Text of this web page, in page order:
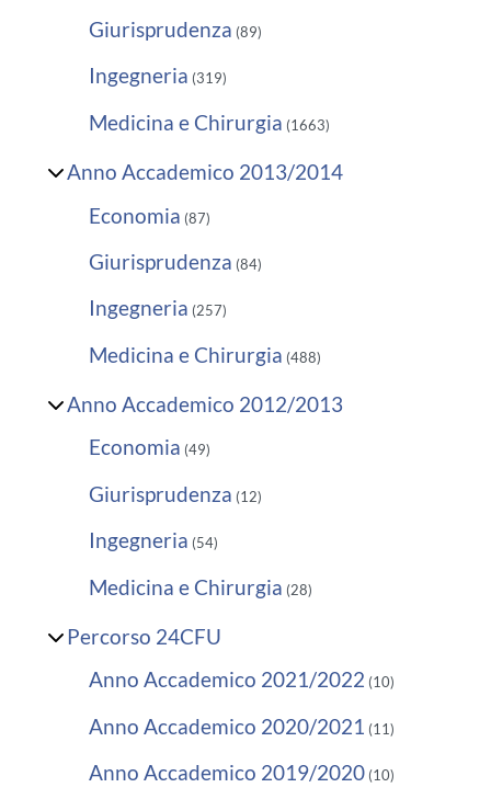
Giurisprudenza (89)
Ingegneria (319)
Medicina e Chirurgia (1663)
Anno Accademico 2013/2014
Economia (87)
Giurisprudenza (84)
Ingegneria (257)
Medicina e Chirurgia (488)
Anno Accademico 2012/2013
Economia (49)
Giurisprudenza (12)
Ingegneria (54)
Medicina e Chirurgia (28)
Percorso 24CFU
Anno Accademico 2021/2022 (10)
Anno Accademico 2020/2021 (11)
Anno Accademico 2019/2020(10)